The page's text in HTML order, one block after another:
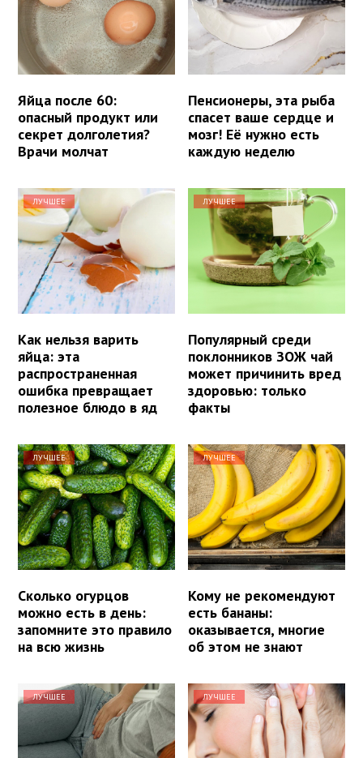
Яйца после 60:
опасный продукт или
секрет долголетия?
Врачи молчат
Пенсионеры, эта рыба
спасет ваше сердце и
мозг! Её нужно есть
каждую неделю
ЛУЧШЕЕ
Как нельзя варить
яйца: эта
распространенная
ошибка превращает
полезное блюдо в яд
ЛУЧШЕЕ
Популярный среди
поклонников ЗОЖ чай
может причинить вред
здоровью: только
факты
ЛУЧШЕЕ
Сколько огурцов
можно есть в день:
запомните это правило
на всю жизнь
ЛУЧШЕЕ
Кому не рекомендуют
есть бананы:
оказывается, многие
об этом не знают
ЛУЧШЕЕ ЛУЧШЕЕ